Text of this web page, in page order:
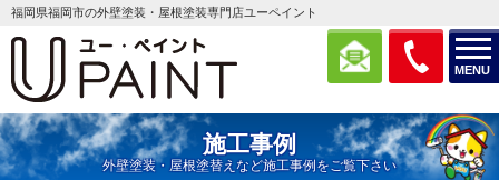
MENU
福岡県福岡市の外壁塗装・屋根塗装専門店ユーペイント
施工事例
外壁塗装・屋根塗替えなど施工事例をご覧下さい